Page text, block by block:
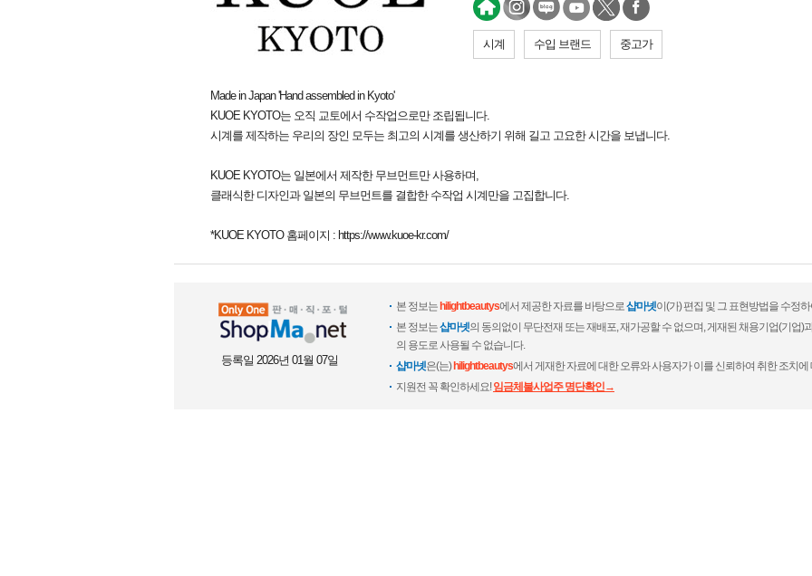
시계 수입 브랜드 중고가
Made in Japan 'Hand assembled in Kyoto'
KUOE KYOTO는 오직 교토에서 수작업으로만 조립됩니다.
시계를 제작하는 우리의 장인 모두는 최고의 시계를 생산하기 위해 길고 고요한 시간을 보냅니다.
KUOE KYOTO는 일본에서 제작한 무브먼트만 사용하며,
클래식한 디자인과 일본의 무브먼트를 결합한 수작업 시계만을 고집합니다.
*KUOE KYOTO 홈페이지 : https://www.kuoe-kr.com/
등록일 2026년 01월 07일
본 정보는 hilightbeautys에서 제공한 자료를 바탕으로샵마넷이(가) 편집 및 그 표현방법을 수정
본 정보는샵마넷의 동의없이 무단전재 또는 재배포, 재가공할 수 없으며, 게재된 채용기업(기업)
의 용도로 사용될 수 없습니다.
샵마넷은(는) hilightbeautys에서 게재한 자료에 대한 오류와 사용자가 이를 신뢰하여 취한 조치
지원전 꼭 확인하세요!임금체불사업주 명단확인→